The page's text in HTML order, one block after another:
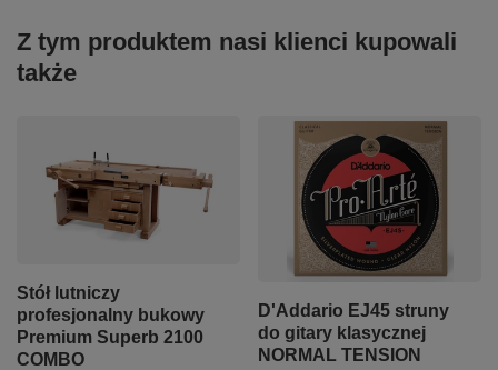
Z tym produktem nasi klienci kupowali
także
Stół lutniczy
profesjonalny bukowy
Premium Superb 2100
COMBO
D'Addario EJ45 struny
do gitary klasycznej
NORMAL TENSION